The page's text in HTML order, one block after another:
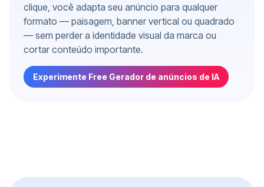
clique, você adapta seu anúncio para qualquer
formato — paisagem, banner vertical ou quadrado
— sem perder a identidade visual da marca ou
cortar conteúdo importante.
Experimente Free Gerador de anúncios de IA